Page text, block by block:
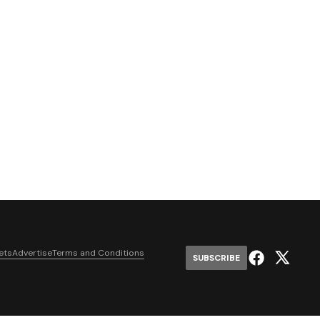
AdvertiseTerms and Conditions
SUBSCRIBE